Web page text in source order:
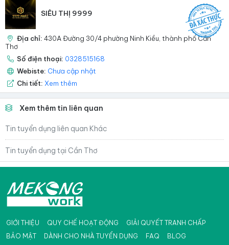
SIÊU THỊ 9999
Địa chỉ: 430A Đường 30/4 phường Ninh Kiều, thành phố Cần
Thơ
Số điện thoại: 0328515168
Webiste: Chưa cập nhật
Chi tiết: Xem thêm
Xem thêm tin liên quan
Tin tuyển dụng liên quan Khác
Tin tuyển dụng tại Cần Thơ
GIỚI THIỆU QUY CHẾ HOẠT ĐỘNG
GIẢI QUYẾT TRANH CHẤP
BẢO MẬT
DÀNH CHO NHÀ TUYỂN DỤNG FAQ
BLOG